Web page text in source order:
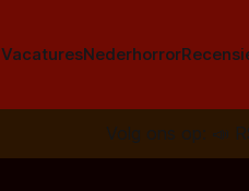
VacaturesNederhorror
Volg ons op: 📣